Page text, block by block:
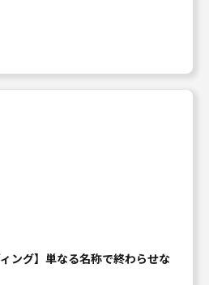
ング】単なる名称で終わらせな